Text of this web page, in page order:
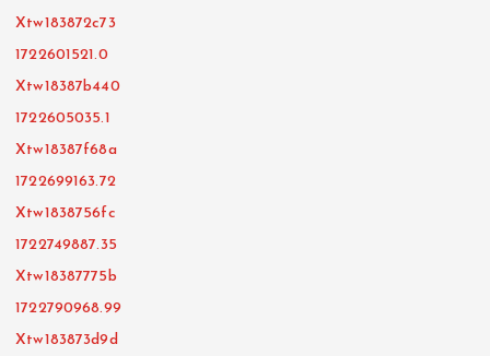
Xtw183872c73
1722601521.0
Xtw18387b440
1722605035.1
Xtw18387f68a
1722699163.72
Xtw1838756fc
1722749887.35
Xtw18387775b
1722790968.99
Xtw183873d9d